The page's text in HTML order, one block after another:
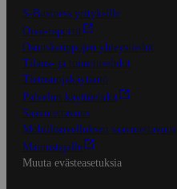
S-Business yrityksille
Oiva-raportit
Osuuskauppojen yhteystiedot
Tilaus- ja toimitusehdot
Tietosuojakäytäntö
Palvelun käyttöehdot
Saavutettavuus
Mobiilisovelluksen saavutettavuus
Mainostajalle
Muuta evästeasetuksia